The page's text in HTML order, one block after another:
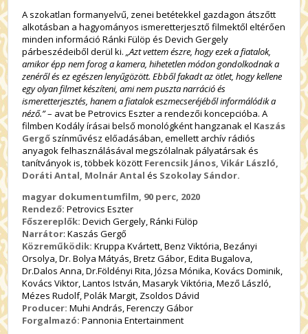
A szokatlan formanyelvű, zenei betétekkel gazdagon átszőtt
alkotásban a hagyományos ismeretterjesztő filmektől eltérően
minden információ Ránki Fülöp és Devich Gergely
párbeszédeiből derül ki.„Azt vettem észre, hogy ezek a fiatalok,
amikor épp nem forog a kamera, hihetetlen módon gondolkodnak a
zenéről és ez egészen lenyűgözött. Ebből fakadt az ötlet, hogy kellene
egy olyan filmet készíteni, ami nem puszta narráció és
ismeretterjesztés, hanem a fiatalok eszmecseréjéből informálódik a
néző.”– avat be Petrovics Eszter a rendezői koncepcióba. A
filmben Kodály írásai belső monológként hangzanak el Kaszás
Gergő színművész előadásában, emellett archív rádiós
anyagok felhasználásával megszólalnak pályatársak és
tanítványok is, többek között Ferencsik János, Vikár László,
Doráti Antal, Molnár Antalés Szokolay Sándor.
magyar dokumentumfilm, 90 perc, 2020
Rendező:Petrovics Eszter
Főszereplők: Devich Gergely, Ránki Fülöp
Narrátor: Kaszás Gergő
Közreműködik: Kruppa Kvártett, Benz Viktória, Bezányi
Orsolya, Dr. Bolya Mátyás, Bretz Gábor, Edita Bugalova,
Dr.Dalos Anna, Dr.Földényi Rita, Józsa Mónika, Kovács Dominik,
Kovács Viktor, Lantos István, Masaryk Viktória, Mező László,
Mézes Rudolf, Polák Margit, Zsoldos Dávid
Producer: Muhi András, Ferenczy Gábor
Forgalmazó: Pannonia Entertainment